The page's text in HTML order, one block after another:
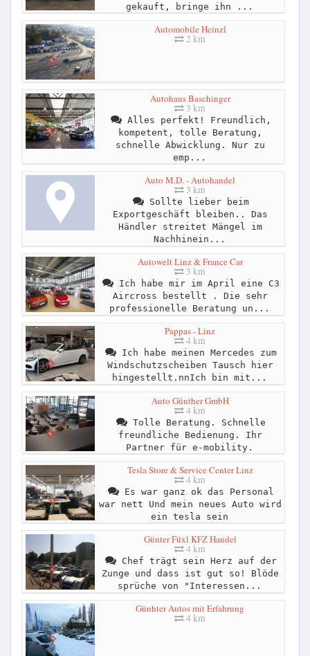
gekauft, bringe ihn ...
Automobile Heinzl
2 km
Autohaus Baschinger
3 km
Alles perfekt! Freundlich,
kompetent, tolle Beratung,
schnelle Abwicklung. Nur zu
emp...
Auto M.D. - Autohandel
3 km
Sollte lieber beim
Exportgeschäft bleiben.. Das
Händler streitet Mängel im
Nachhinein...
Autowelt Linz & France Car
3 km
Ich habe mir im April eine C3
Aircross bestellt . Die sehr
professionelle Beratung un...
Pappas - Linz
4 km
Ich habe meinen Mercedes zum
Windschutzscheiben Tausch hier
hingestellt.nnIch bin mit...
Auto Günther GmbH
4 km
Tolle Beratung. Schnelle
freundliche Bedienung. Ihr
Partner für e-mobility.
Tesla Store & Service Center Linz
4 km
Es war ganz ok das Personal
war nett Und mein neues Auto wird
ein tesla sein
Günter Füxl KFZ Handel
4 km
Chef trägt sein Herz auf der
Zunge und dass ist gut so! Blöde
sprüche von "Interessen...
Günhter Autos mit Erfahrung
4 km